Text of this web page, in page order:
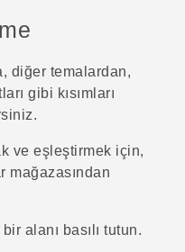
diğer temalardan,
gibi kısımları
ve eşleştirmek için,
mağazasından
alanı basılı tutun.